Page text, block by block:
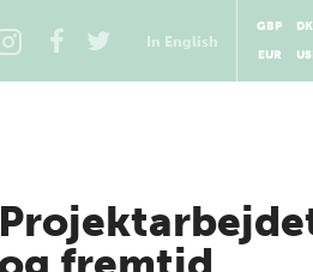
In English
GBP
EUR